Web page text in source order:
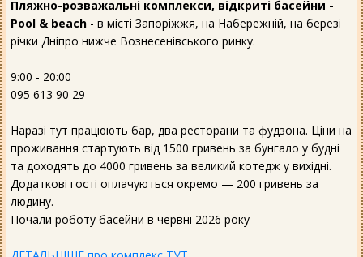
Пляжно-розважальні комплекси, відкриті басейни -
Pool & beach - в місті Запоріжжя, на Набережній, на березі
річки Дніпро нижче Вознесенівського ринку.
9:00 - 20:00
095 613 90 29
Наразі тут працюють бар, два ресторани та фудзона. Ціни на
проживання стартують від 1500 гривень за бунгало у будні
та доходять до 4000 гривень за великий котедж у вихідні.
Додаткові гості оплачуються окремо — 200 гривень за
людину.
Почали роботу басейни в червні 2026 року